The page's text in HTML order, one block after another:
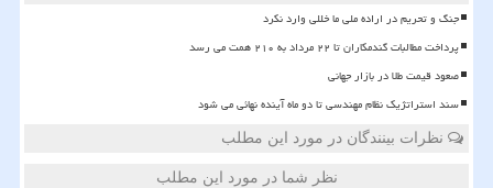
جنگ و تحریم در اراده ملی ما خللی وارد نکرد
پرداخت مطالبات گندمکاران تا ۲۲ مرداد به ۲۱۰ همت می رسد
صعود قیمت طلا در بازار جهانی
سند استراتژیک نظام مهندسی تا دو ماه آینده نهائی می شود
نظرات بینندگان در مورد این مطلب
نظر شما در مورد این مطلب